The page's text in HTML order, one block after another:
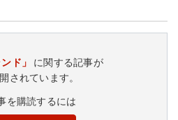
ド」
に関する記事が
されています。
を購読するには